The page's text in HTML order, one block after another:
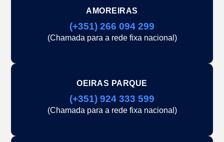
AMOREIRAS
(+351) 266 094 299
(Chamada para a rede fixa nacional)
OEIRAS PARQUE
(+351) 924 333 599
(Chamada para a rede fixa nacional)